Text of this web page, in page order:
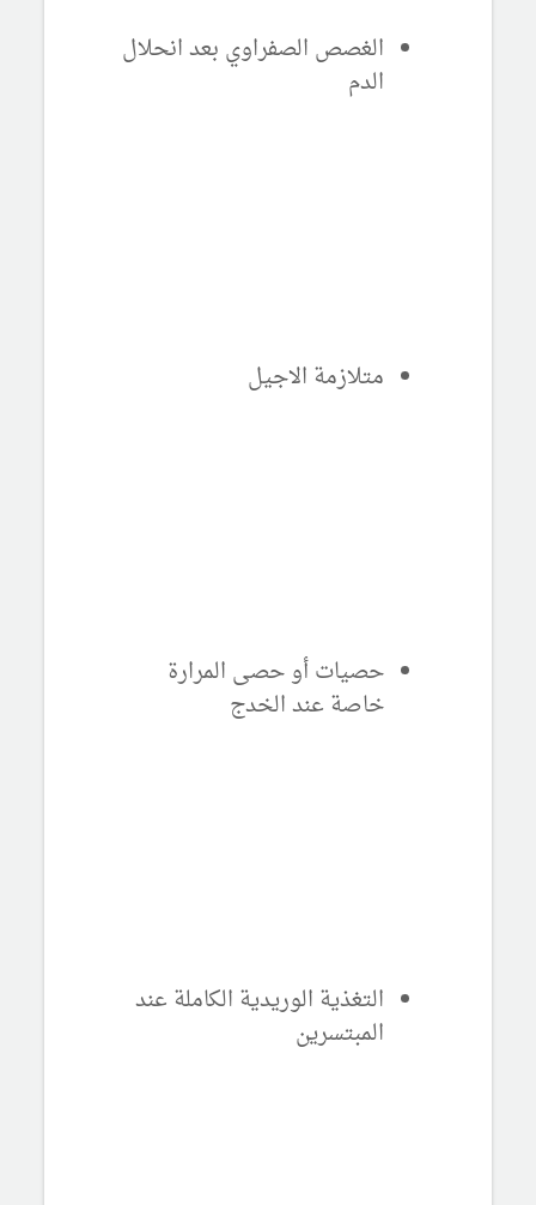
الغصص الصفراوي بعد انحلال
الدم
متلازمة الاجيل
حصيات أو حصى المرارة
خاصة عند الخدج
التغذية الوريدية الكاملة عند
المبتسرين